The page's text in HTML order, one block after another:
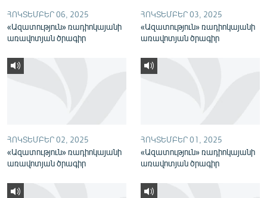
ՀԵՏԵՎԵՔ ՄԵԶ
ՀՈԿՏԵՄԲԵՐ 06, 2025
«Ազատություն» ռադիոկայանի
առավոտյան ծրագիր
ՀՈԿՏԵՄԲԵՐ 03, 2025
«Ազատություն» ռադիոկայանի
առավոտյան ծրագիր
ՀՈԿՏԵՄԲԵՐ 02, 2025
«Ազատություն» ռադիոկայանի
առավոտյան ծրագիր
ՀՈԿՏԵՄԲԵՐ 01, 2025
«Ազատություն» ռադիոկայանի
առավոտյան ծրագիր